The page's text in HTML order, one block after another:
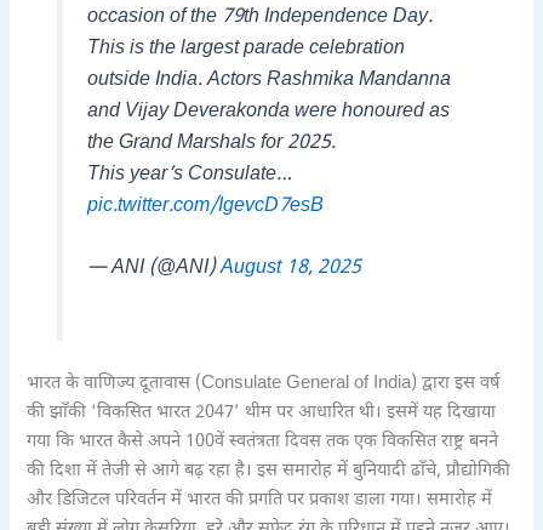
occasion of the 79th Independence Day.
This is the largest parade celebration
outside India. Actors Rashmika Mandanna
and Vijay Deverakonda were honoured as
the Grand Marshals for 2025.
This year’s Consulate…
pic.twitter.com/IgevcD7esB
— ANI (@ANI)August 18, 2025
भारत के वाणिज्य दूतावास (Consulate General of India) द्वारा इस वर्ष
की झाँकी ‘विकसित भारत 2047’ थीम पर आधारित थी। इसमें यह दिखाया
गया कि भारत कैसे अपने 100वें स्वतंत्रता दिवस तक एक विकसित राष्ट्र बनने
की दिशा में तेजी से आगे बढ़ रहा है। इस समारोह में बुनियादी ढाँचे, प्रौद्योगिकी
और डिजिटल परिवर्तन में भारत की प्रगति पर प्रकाश डाला गया। समारोह में